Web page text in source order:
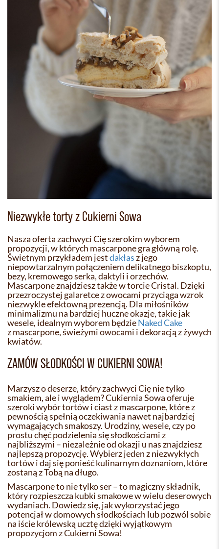
Niezwykłe torty z Cukierni Sowa
Nasza oferta zachwyci Cię szerokim wyborem
propozycji, w których mascarpone gra główną rolę.
Świetnym przykładem jestdakłasz jego
niepowtarzalnym połączeniem delikatnego biszkoptu,
bezy, kremowego serka, daktyli i orzechów.
Mascarpone znajdziesz także w torcie Cristal. Dzięki
przezroczystej galaretce z owocami przyciąga wzrok
niezwykle efektowną prezencją. Dla miłośników
minimalizmu na bardziej huczne okazje, takie jak
wesele, idealnym wyborem będzieNaked Cake
z mascarpone, świeżymi owocami i dekoracją z żywych
kwiatów.
ZAMÓW SŁODKOŚCI W CUKIERNI SOWA!
Marzysz o deserze, który zachwyci Cię nie tylko
smakiem, ale i wyglądem? Cukiernia Sowa oferuje
szeroki wybór tortów i ciast z mascarpone, które z
pewnością spełnią oczekiwania nawet najbardziej
wymagających smakoszy. Urodziny, wesele, czy po
prostu chęć podzielenia się słodkościami z
najbliższymi – niezależnie od okazji u nas znajdziesz
najlepszą propozycję. Wybierz jeden z niezwykłych
tortów i daj się ponieść kulinarnym doznaniom, które
zostaną z Tobą na długo.
Mascarpone to nie tylko ser – to magiczny składnik,
który rozpieszcza kubki smakowe w wielu deserowych
wydaniach. Dowiedz się, jak wykorzystać jego
potencjał w domowych słodkościach lub pozwól sobie
na iście królewską ucztę dzięki wyjątkowym
propozycjom z Cukierni Sowa!